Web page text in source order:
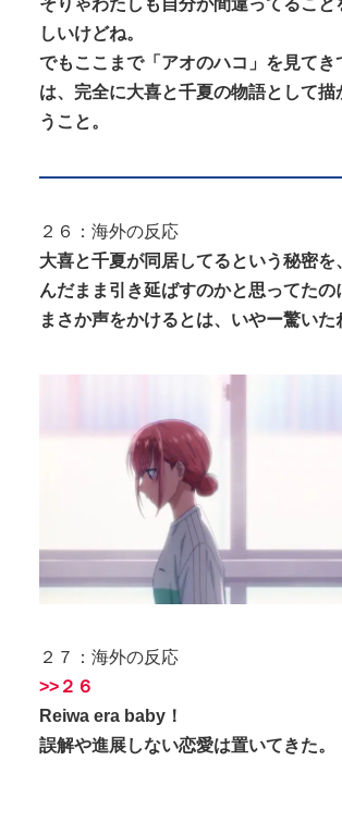
そりゃわたしも自分が間違ってること
しいけどね。
でもここまで「アオのハコ」を見てき
は、完全に大喜と千夏の物語として描
うこと。
２６：海外の反応
大喜と千夏が同居してるという秘密を
んだまま引き延ばすのかと思ってたの
まさか声をかけるとは、いやー驚いた
２７：海外の反応
>>２６
Reiwa era baby！
誤解や進展しない恋愛は置いてきた。